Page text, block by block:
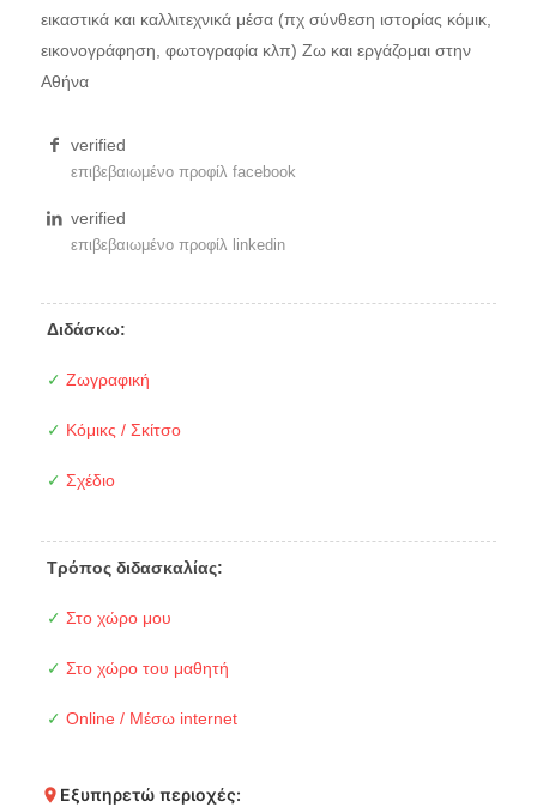
εικαστικά και καλλιτεχνικά μέσα (πχ σύνθεση ιστορίας κόμικ,
εικονογράφηση, φωτογραφία κλπ) Ζω και εργάζομαι στην
Αθήνα
verified
επιβεβαιωμένο προφίλ facebook
verified
επιβεβαιωμένο προφίλ linkedin
Διδάσκω:
✓ Ζωγραφική
✓ Κόμικς / Σκίτσο
✓ Σχέδιο
Τρόπος διδασκαλίας:
✓ Στο χώρο μου
✓ Στο χώρο του μαθητή
✓ Online / Μέσω internet
Εξυπηρετώ περιοχές: